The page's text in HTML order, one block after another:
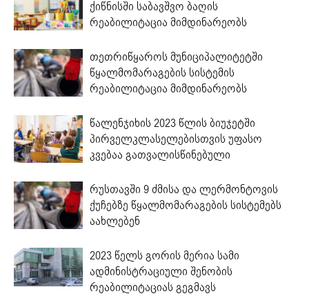
ქიწნისში საბავშვო ბაღის
რეაბილიტაცია მიმდინარეობს
თეთრიწყაროს მუნიციპალიტეტში
წყალმომარაგების სისტემის
რეაბილიტაცია მიმდინარეობს
წალენჯიხის 2023 წლის ბიუჯეტში
პირველკლასელებისთვის უფასო
კვებაა გათვალისწინებული
რუსთავში 9 ძმისა და ლერმონტოვის
ქუჩებზე წყალმომარაგების სისტემებს
აახლებენ
2023 წელს გორის მერია სამი
ადმინისტრაციული შენობის
რეაბილიტაციას გეგმავს